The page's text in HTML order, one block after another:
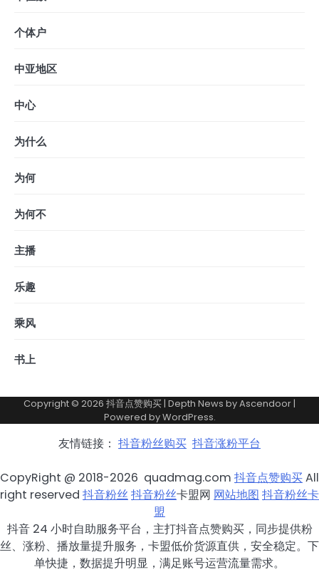
个体户
中亚地区
中心
为什么
为何
为何不
主播
乐趣
乘风
书上
Copyright © 2026 抖音点赞购买| Depth News byAscendoor|
Powered byWordPress.
友情链接： 抖音粉丝购买 抖音涨粉平台
CopyRight @ 2018-2026 quadmag.com 抖音点赞购买All
right reserved 抖音粉丝抖音粉丝卡盟网 网站地图 抖音粉丝卡
盟
抖音 24 小时自助服务平台，主打抖音点赞购买，同步提供粉
丝、涨粉、播放量提升服务，卡盟低价货源直供，安全稳定。下
单快捷，数据提升明显，满足账号运营流量需求。